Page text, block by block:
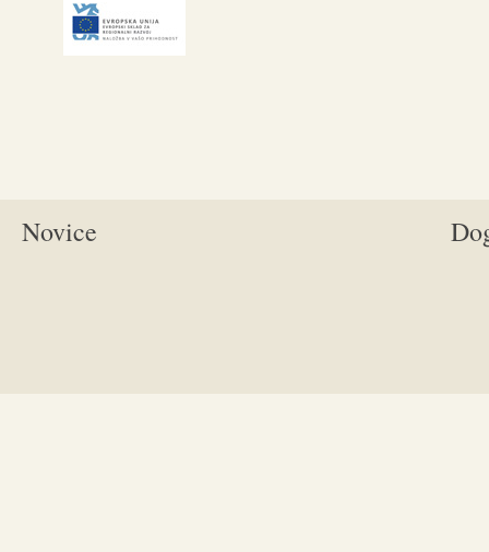
Novice